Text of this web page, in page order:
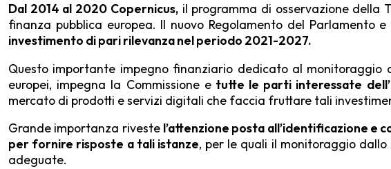
Dal 2014 al 2020 Copernicus,il programma di osservazione della
finanza pubblica europea. Il nuovo Regolamento del Parlamento
investimento di pari rilevanza nel periodo 2021-2027.
Questo importante impegno finanziario dedicato al
europei, impegna la Commissione etutte le parti interessate
mercato di prodotti e servizi digitali che faccia fruttare tali
Grande importanza riveste l’attenzione posta all’identificazione e
per fornire risposte a tali istanze, per le quali il monitoraggio
adeguate.